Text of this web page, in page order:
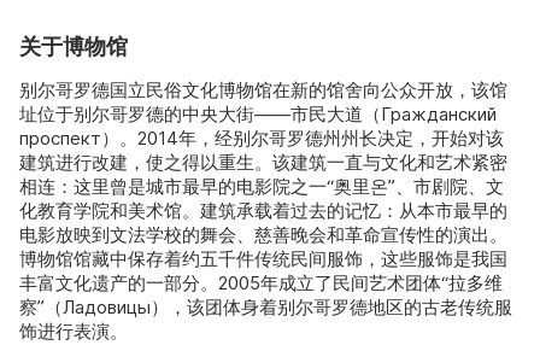
关于博物馆
别尔哥罗德国立民俗文化博物馆在新的馆舍向公众开放，该馆
址位于别尔哥罗德的中央大街——市民大道（Гражданский
проспект）。2014年，经别尔哥罗德州州长决定，开始对该
建筑进行改建，使之得以重生。该建筑一直与文化和艺术紧密
相连：这里曾是城市最早的电影院之一“奥里온”、市剧院、文
化教育学院和美术馆。建筑承载着过去的记忆：从本市最早的
电影放映到文法学校的舞会、慈善晚会和革命宣传性的演出。
博物馆馆藏中保存着约五千件传统民间服饰，这些服饰是我国
丰富文化遗产的一部分。2005年成立了民间艺术团体“拉多维
察”（Ладовицы），该团体身着别尔哥罗德地区的古老传统服
饰进行表演。